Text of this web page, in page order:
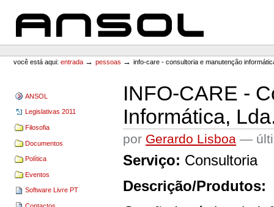
conteúdo.
navegação
ANSOL
Pessoais
você está aqui: entrada →pessoas →info-care - consultoria e manutenção
ANSOL
Legislativas 2011
Filosofia
Documentos
Política
Eventos
Software Livre PT
INFO-CARE -
Informática,
por Gerardo Lisboa —
Serviço: Consultoria
Descrição/Produtos: